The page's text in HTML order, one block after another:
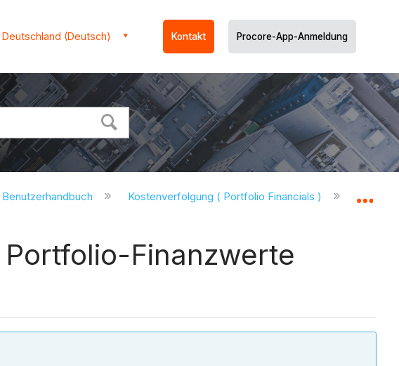
Deutschland (Deutsch) Kontakt Procore-App-Anmeldung
Kostenverfolgung ( Portfolio Financials )
Finanzwerte